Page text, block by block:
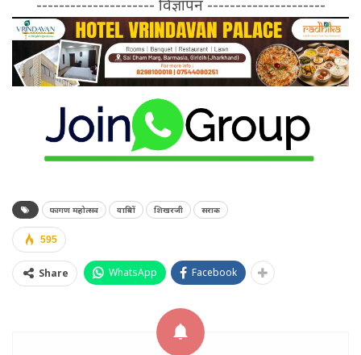
--------------------- विज्ञापन ---------------------
फागण महोत्सव यात्रियों शिखरजी सराक
595
Share WhatsApp Facebook